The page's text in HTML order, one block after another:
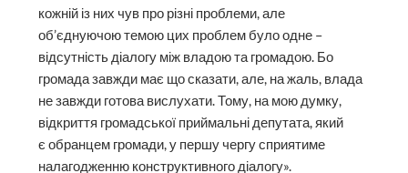
кожній із них чув про різні проблеми, але
об’єднуючою темою цих проблем було одне –
відсутність діалогу між владою та громадою. Бо
громада завжди має що сказати, але, на жаль, влада
не завжди готова вислухати. Тому, на мою думку,
відкриття громадської приймальні депутата, який
є обранцем громади, у першу чергу сприятиме
налагодженню конструктивного діалогу».